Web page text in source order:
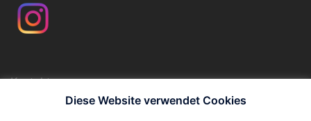
Kontakt
ImpressumDiese Website verwendet Cookies